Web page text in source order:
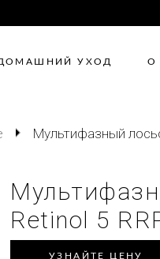
УХОД О
Мультифазный
Retinol 5
УЗНАЙТЕ ЦЕНУ